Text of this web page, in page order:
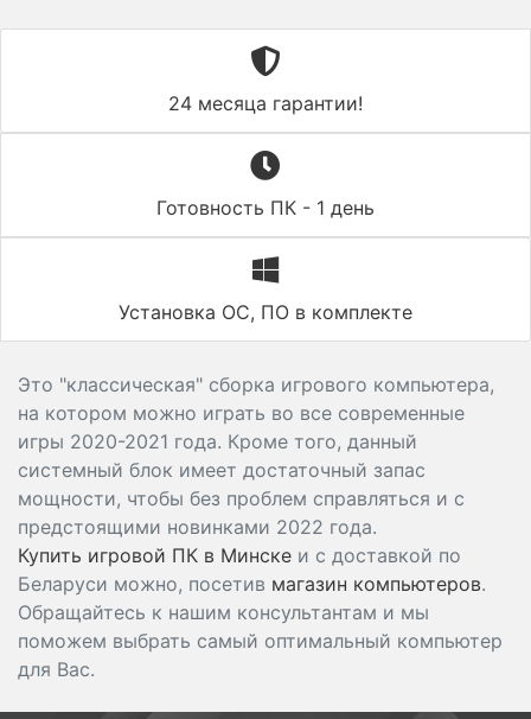
24 месяца гарантии!
Готовность ПК - 1 день
Установка ОС, ПО в комплекте
Это "классическая" сборка игрового компьютера,
на котором можно играть во все современные
игры 2020-2021 года. Кроме того, данный
системный блок имеет достаточный запас
мощности, чтобы без проблем справляться и с
предстоящими новинками 2022 года.
Купить игровой ПК в Минске и с доставкой по
Беларуси можно, посетив магазин компьютеров.
Обращайтесь к нашим консультантам и мы
поможем выбрать самый оптимальный компьютер
для Вас.